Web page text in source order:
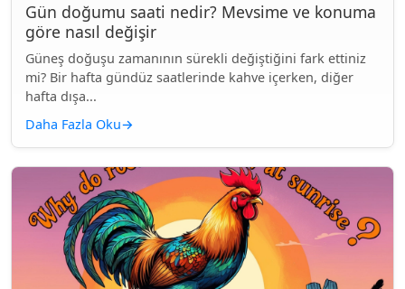
Gün doğumu saati nedir? Mevsime ve konuma
göre nasıl değişir
Güneş doğuşu zamanının sürekli değiştiğini fark ettiniz
mi? Bir hafta gündüz saatlerinde kahve içerken, diğer
hafta dışa...
Daha Fazla Oku→